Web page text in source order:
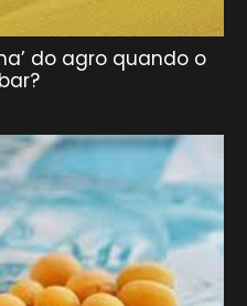
do agro quando o